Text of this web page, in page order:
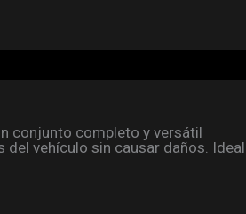
conjunto completo y versátil
vehículo sin causar daños. Ideal